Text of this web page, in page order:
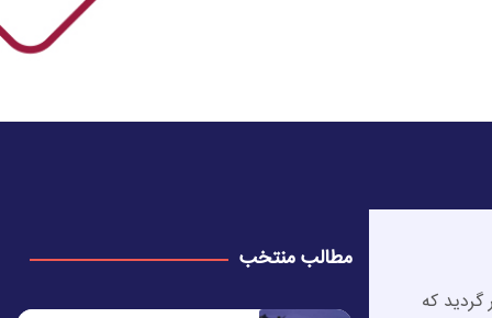
گردید که
مطالب منتخب